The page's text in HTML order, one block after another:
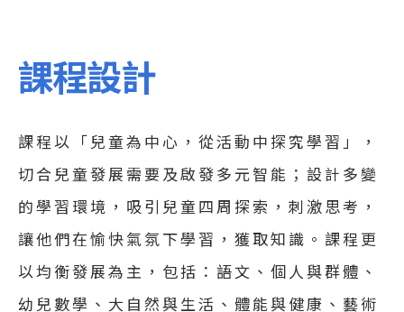
課程設計
課程以「兒童為中心，從活動中探究學習」，
切合兒童發展需要及啟發多元智能；設計多變
的學習環境，吸引兒童四周探索，刺激思考，
讓他們在愉快氣氛下學習，獲取知識。課程更
以均衡發展為主，包括：語文、個人與群體、
幼兒數學、大自然與生活、體能與健康、藝術